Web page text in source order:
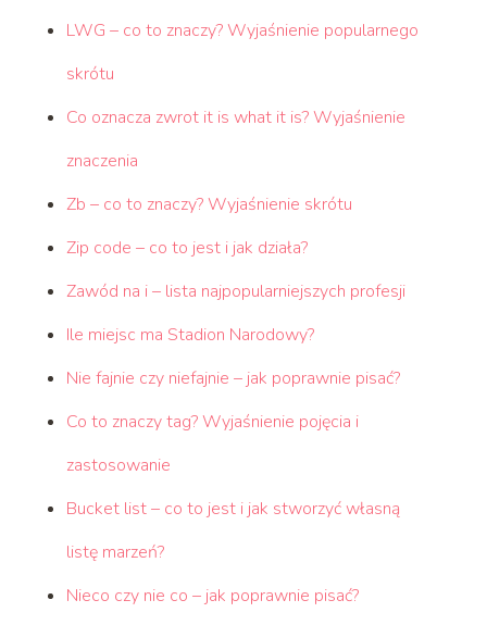
LWG – co to znaczy? Wyjaśnienie popularnego
skrótu
Co oznacza zwrot it is what it is? Wyjaśnienie
znaczenia
Zb – co to znaczy? Wyjaśnienie skrótu
Zip code – co to jest i jak działa?
Zawód na i – lista najpopularniejszych profesji
Ile miejsc ma Stadion Narodowy?
Nie fajnie czy niefajnie – jak poprawnie pisać?
Co to znaczy tag? Wyjaśnienie pojęcia i
zastosowanie
Bucket list – co to jest i jak stworzyć własną
listę marzeń?
Nieco czy nie co – jak poprawnie pisać?